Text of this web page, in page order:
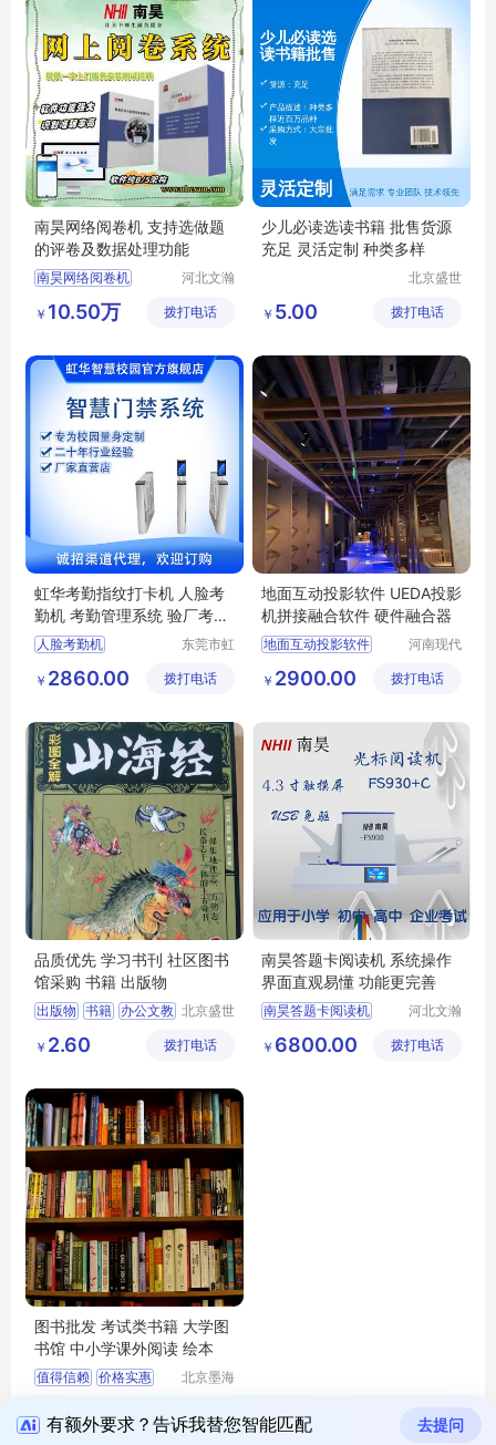
南昊网络阅卷机 支持选做题
的评卷及数据处理功能
南昊网络阅卷机
考试阅卷软件
电脑阅卷软件
河北文瀚
技发展有
￥ 10.50万 拨打电话
少儿必读选读书籍 批售货源
充足 灵活定制 种类多样
北京盛世
传播中心
￥ 5.00 拨打电话
虹华考勤指纹打卡机 人脸考
勤机 考勤管理系统 验厂考勤
软件系统
人脸考勤机
考勤管理系统
验厂考勤软件
东莞市虹
技有限公
￥ 2860.00 拨打电话
地面互动投影软件 UEDA投影
机拼接融合软件 硬件融合器
地面互动投影软件
投影机拼接融合器
河南现代
有限公司
￥ 2900.00 拨打电话
品质优先 学习书刊 社区图书
馆采购 书籍 出版物
出版物 书籍 办公文教 北京盛世
传播中心
￥ 2.60 拨打电话
南昊答题卡阅读机 系统操作
界面直观易懂 功能更完善
南昊答题卡阅读机
阅卷机软件
河北文瀚
技发展有
￥ 6800.00 拨打电话
图书批发 考试类书籍 大学图
书馆 中小学课外阅读 绘本
值得信赖 价格实惠
北京墨海
有限公司
￥ 2.80 拨打电话
有额外要求？告诉我替您智能匹配 去提问